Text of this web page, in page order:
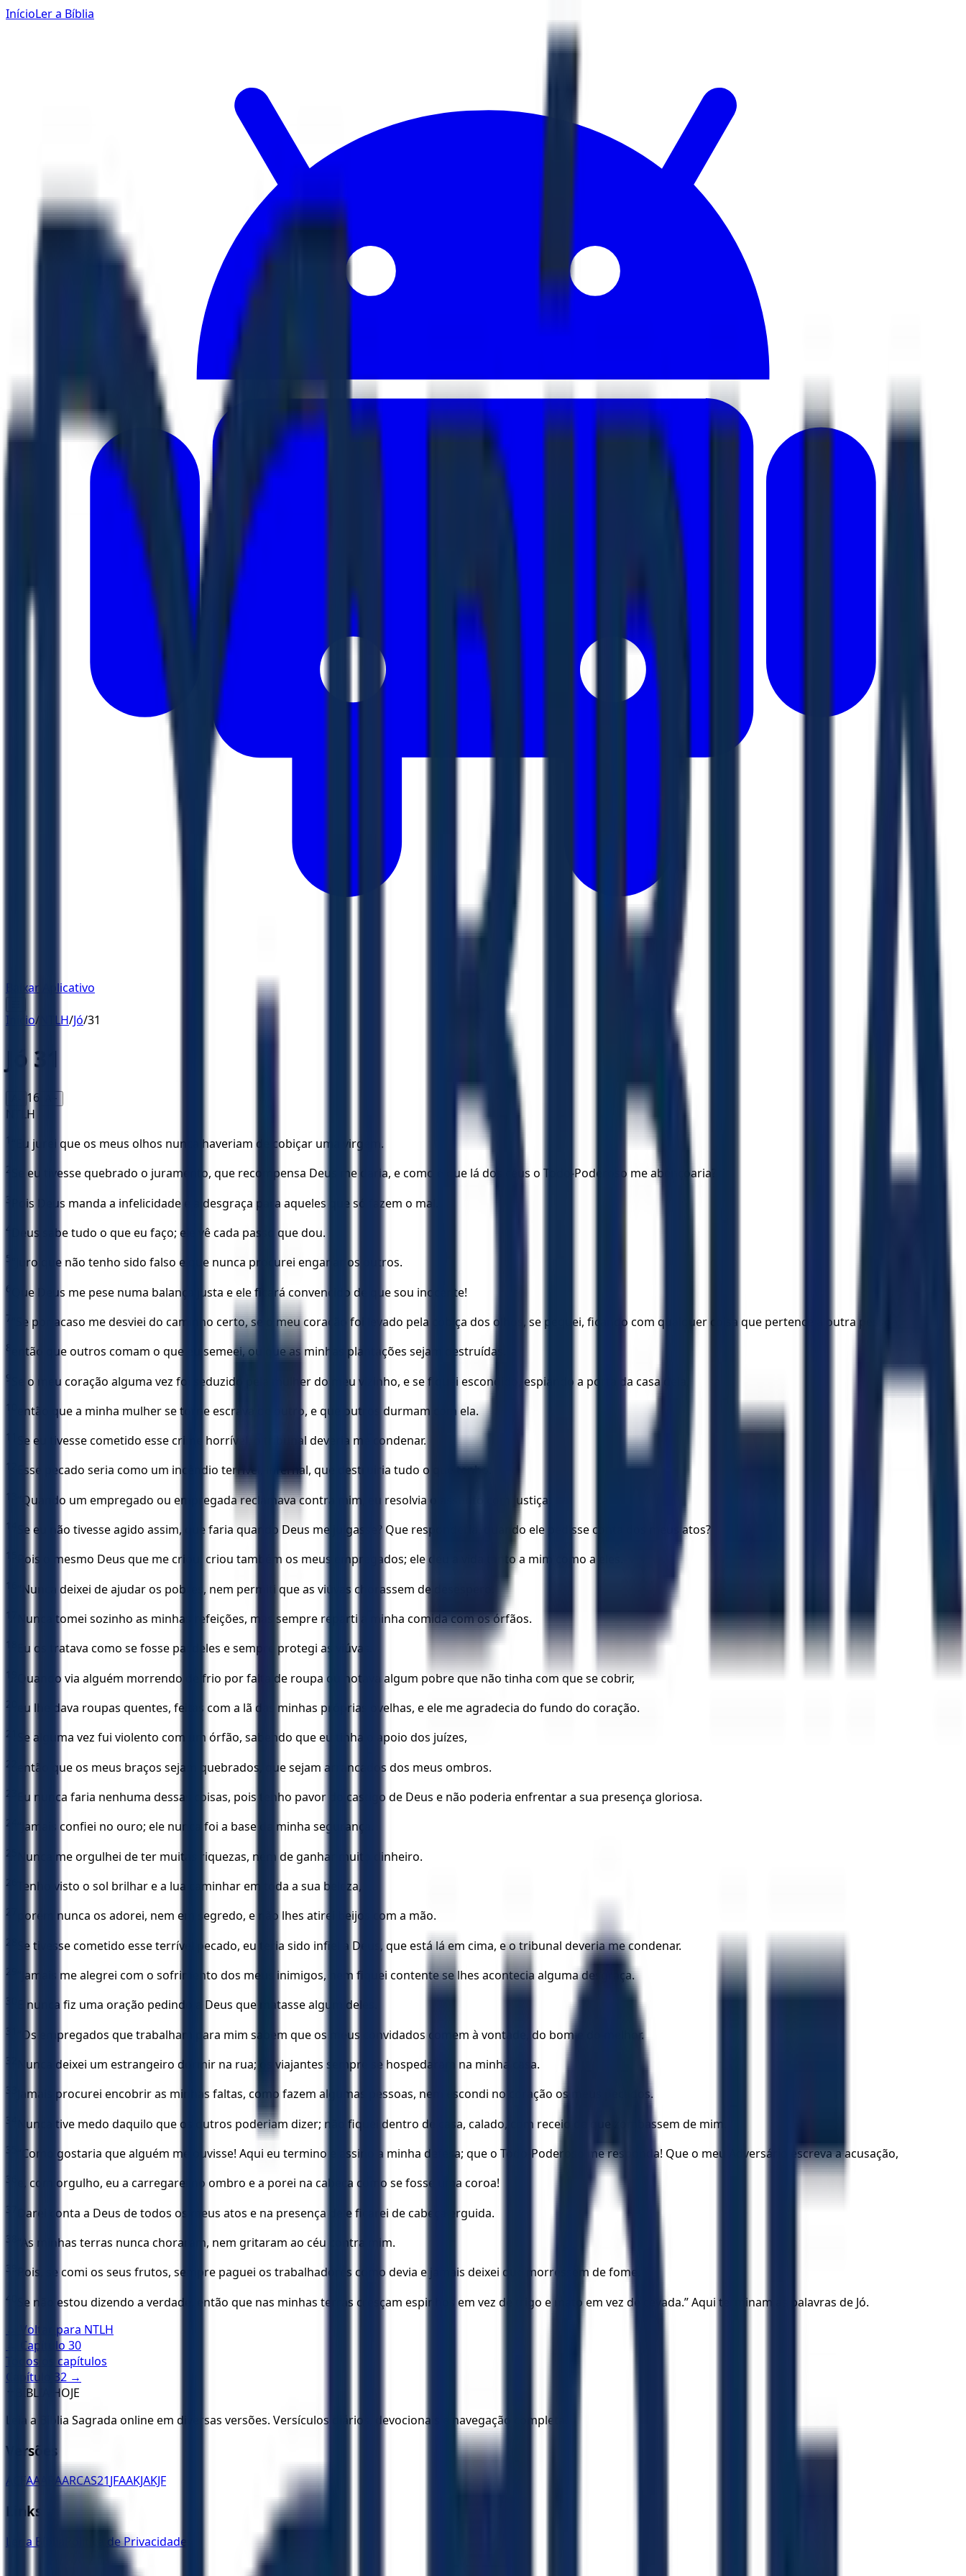
InícioLer a Bíblia
Baixar Aplicativo
Início/ NTLH/Jó/31
Jó 31
16 A+
NTLH
1 “Eu jurei que os meus olhos nunca haveriam de cobiçar uma virgem.
2 Se eu tivesse quebrado o juramento, que recompensa Deus me daria, e como é que lá dos céus o Todo-Poderoso me abençoaria?
3 Pois Deus manda a infelicidade e a desgraça para aqueles que só fazem o mal.
4 Deus sabe tudo o que eu faço; ele vê cada passo que dou.
5 “Juro que não tenho sido falso e que nunca procurei enganar os outros.
6 Que Deus me pese numa balança justa e ele ficará convencido de que sou inocente!
7 “Se por acaso me desviei do caminho certo, se o meu coração foi levado pela cobiça dos olhos, se pequei, ficando com qualquer coisa que pertence a outra pessoa,
8 então que outros comam o que eu semeei, ou que as minhas plantações sejam destruídas.
9 Se o meu coração alguma vez foi seduzido pela mulher do meu vizinho, e se fiquei escondido, espiando a porta da casa dela,
10 então que a minha mulher se torne escrava de outro, e que outros durmam com ela.
11 Se eu tivesse cometido esse crime horrível, o tribunal deveria me condenar.
12 Esse pecado seria como um incêndio terrível, infernal, que destruiria tudo o que tenho.
13 “Quando um empregado ou empregada reclamava contra mim, eu resolvia o assunto com justiça.
14 Se eu não tivesse agido assim, que faria quando Deus me julgasse? Que responderia, quando ele pedisse conta dos meus atos?
15 Pois o mesmo Deus que me criou, criou também os meus empregados; ele deu a vida tanto a mim como a eles.
16 “Nunca deixei de ajudar os pobres, nem permiti que as viúvas chorassem de desespero.
17 Nunca tomei sozinho as minhas refeições, mas sempre reparti a minha comida com os órfãos.
18 Eu os tratava como se fosse pai deles e sempre protegi as viúvas.
19 Quando via alguém morrendo de frio por falta de roupa ou notava algum pobre que não tinha com que se cobrir,
20 eu lhe dava roupas quentes, feitas com a lã das minhas próprias ovelhas, e ele me agradecia do fundo do coração.
21 Se alguma vez fui violento com um órfão, sabendo que eu tinha o apoio dos juízes,
22 então que os meus braços sejam quebrados, que sejam arrancados dos meus ombros.
23 Eu nunca faria nenhuma dessas coisas, pois tenho pavor do castigo de Deus e não poderia enfrentar a sua presença gloriosa.
24 “Jamais confiei no ouro; ele nunca foi a base da minha segurança.
25 Nunca me orgulhei de ter muitas riquezas, nem de ganhar muito dinheiro.
26 Tenho visto o sol brilhar e a lua caminhar em toda a sua beleza,
27 porém nunca os adorei, nem em segredo, e não lhes atirei beijos com a mão.
28 Se tivesse cometido esse terrível pecado, eu teria sido infiel a Deus, que está lá em cima, e o tribunal deveria me condenar.
29 “Jamais me alegrei com o sofrimento dos meus inimigos, nem fiquei contente se lhes acontecia alguma desgraça.
30 E nunca fiz uma oração pedindo a Deus que matasse algum deles.
31 “Os empregados que trabalham para mim sabem que os meus convidados comem à vontade, do bom e do melhor.
32 Nunca deixei um estrangeiro dormir na rua; os viajantes sempre se hospedaram na minha casa.
33 Jamais procurei encobrir as minhas faltas, como fazem algumas pessoas, nem escondi no coração os meus pecados.
34 Nunca tive medo daquilo que os outros poderiam dizer; não fiquei dentro de casa, calado, com receio de que zombassem de mim.
35 “Como gostaria que alguém me ouvisse! Aqui eu termino e assino a minha defesa; que o Todo-Poderoso me responda! Que o meu Adversário escreva a acusação,
36 e, com orgulho, eu a carregarei no ombro e a porei na cabeça como se fosse uma coroa!
37 Darei conta a Deus de todos os meus atos e na presença dele ficarei de cabeça erguida.
38 “As minhas terras nunca choraram, nem gritaram ao céu contra mim.
39 Pois, se comi os seus frutos, sempre paguei os trabalhadores como devia e jamais deixei que morressem de fome.
40
Se não estou dizendo a verdade, então que nas minhas terras cresçam espinhos em vez de trigo e mato em vez de cevada.” Aqui terminam as palavras de Jó.
← Voltar para NTLH
← Capítulo 30
Todos os capítulos
Capítulo
32 →
BÍBLIA HOJE
Leia a Bíblia Sagrada online em diversas versões. Versículos diários, devocionais e navegação completa.
Versões
ACFAA ARAARCAS21JFAAKJAKJF
Links
Ler a Bíblia Política de Privacidade